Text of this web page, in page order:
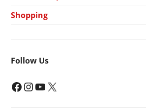
Shopping
Follow Us
Facebook InstagramYouTube X